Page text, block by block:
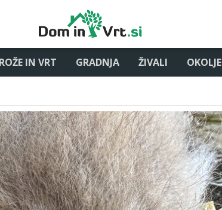
ROŽE IN VRT GRADNJA ŽIVALI OKOLJE